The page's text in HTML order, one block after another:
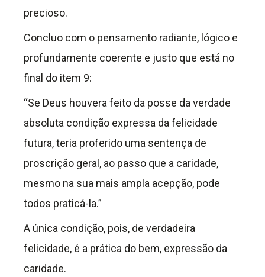
precioso.
Concluo com o pensamento radiante, lógico e
profundamente coerente e justo que está no
final do item 9:
“Se Deus houvera feito da posse da verdade
absoluta condição expressa da felicidade
futura, teria proferido uma sentença de
proscrição geral, ao passo que a caridade,
mesmo na sua mais ampla acepção, pode
todos praticá-la.”
A única condição, pois, de verdadeira
felicidade, é a prática do bem, expressão da
caridade.